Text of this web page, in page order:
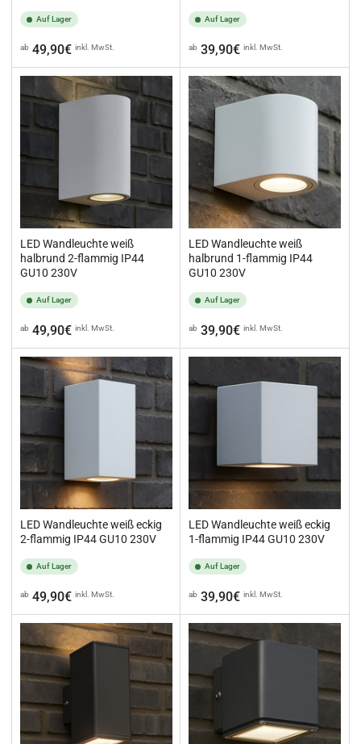
Auf Lager
Normaler
Preis
ab 49,90€ inkl. MwSt.
Auf Lager
Normaler
Preis
ab 39,90€ inkl. MwSt.
LED Wandleuchte weiß
halbrund 2-flammig IP44
GU10 230V
Auf Lager
Normaler
Preis
ab 49,90€ inkl. MwSt.
LED Wandleuchte weiß
halbrund 1-flammig IP44
GU10 230V
Auf Lager
Normaler
Preis
ab 39,90€ inkl. MwSt.
LED Wandleuchte weiß eckig
2-flammig IP44 GU10 230V
Auf Lager
Normaler
Preis
ab 49,90€ inkl. MwSt.
LED Wandleuchte weiß eckig
1-flammig IP44 GU10 230V
Auf Lager
Normaler
Preis
ab 39,90€ inkl. MwSt.